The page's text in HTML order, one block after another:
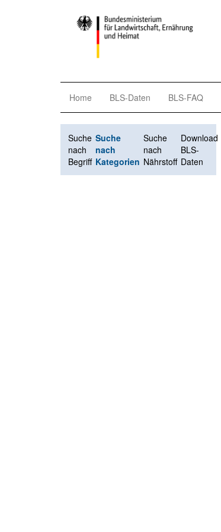
Home BLS-Daten BLS-FAQ
Suche
nach
Begriff
Suche
nach
Kategorien
Suche
nach
Nährstoff
Download
BLS-
Daten